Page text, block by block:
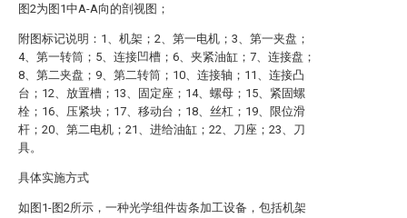
图2为图1中A-A向的剖视图；
附图标记说明：1、机架；2、第一电机；3、第一夹盘；
4、第一转筒；5、连接凹槽；6、夹紧油缸；7、连接盘；
8、第二夹盘；9、第二转筒；10、连接轴；11、连接凸
台；12、放置槽；13、固定座；14、螺母；15、紧固螺
栓；16、压紧块；17、移动台；18、丝杠；19、限位滑
杆；20、第二电机；21、进给油缸；22、刀座；23、刀
具。
具体实施方式
如图1-图2所示，一种光学组件齿条加工设备，包括机架